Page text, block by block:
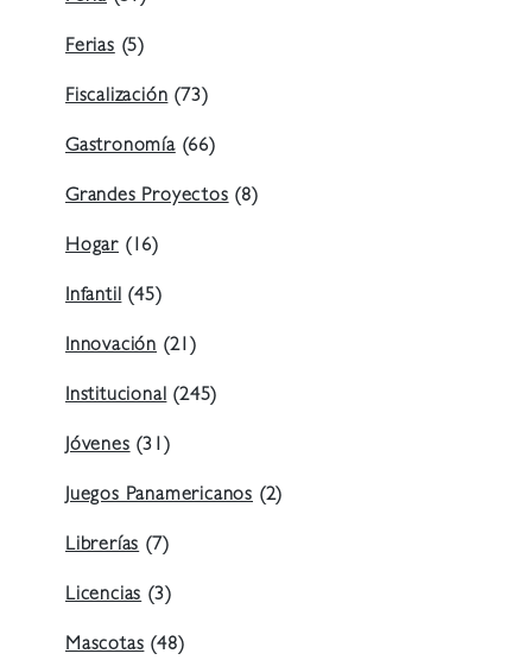
Ferias (5)
Fiscalización (73)
Gastronomía(66)
Grandes Proyectos (8)
Hogar (16)
Infantil (45)
Innovación (21)
Institucional (245)
Jóvenes (31)
Juegos Panamericanos (2)
Librerías (7)
Licencias (3)
Mascotas (48)